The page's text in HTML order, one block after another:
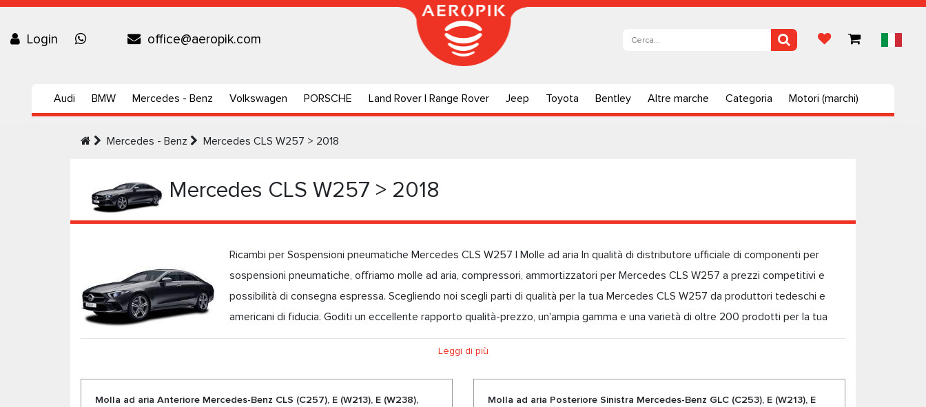
Login office@aeropik.com
Audi BMW Mercedes - Benz Volkswagen PORSCHE Land Rover | Range Rover Jeep Toyota Bentley Altre marche Categoria Motori (marchi)
Mercedes - Benz Mercedes CLS W257 > 2018
Mercedes CLS W257 > 2018
Ricambi per Sospensioni pneumatiche Mercedes CLS W257 | Molle ad aria In qualità di distributore ufficiale di componenti per
sospensioni pneumatiche, offriamo molle ad aria, compressori, ammortizzatori per Mercedes CLS W257 a prezzi competitivi e
possibilità di consegna espressa. Scegliendo noi scegli parti di qualità per la tua Mercedes CLS W257 da produttori tedeschi e
americani di fiducia. Goditi un eccellente rapporto qualità-prezzo, un'ampia gamma e una varietà di oltre 200 prodotti per la tua
auto.
Leggi di più
Molla ad aria Anteriore Mercedes-Benz CLS (C257), E (W213), E (W238),
Molla ad aria Posteriore Sinistra Mercedes-Benz GLC (C253), E (W213), E